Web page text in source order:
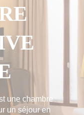
une chambre
un séjour en